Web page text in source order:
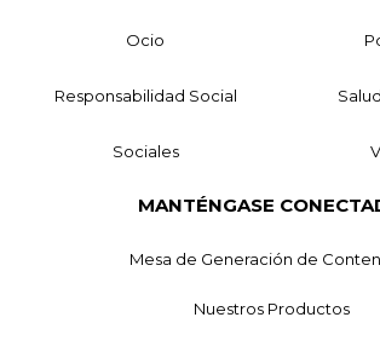
Ocio
Responsabilidad Social
Sociales
MANTÉNGASE
Mesa de Generación de
Nuestros Productos